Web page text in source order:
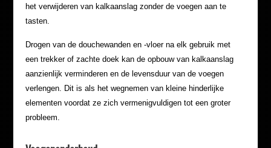
het verwijderen van kalkaanslag zonder de voegen aan te
tasten.
Drogen van de douchewanden en -vloer na elk gebruik met
een trekker of zachte doek kan de opbouw van kalkaanslag
aanzienlijk verminderen en de levensduur van de voegen
verlengen. Dit is als het wegnemen van kleine hinderlijke
elementen voordat ze zich vermenigvuldigen tot een groter
probleem.